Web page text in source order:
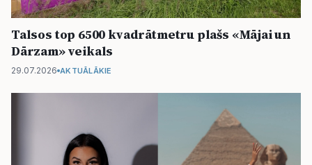
Talsos top 6500 kvadrātmetru plašs «Mājai un
Dārzam» veikals
29.07.2026 AKTUĀLĀKIE